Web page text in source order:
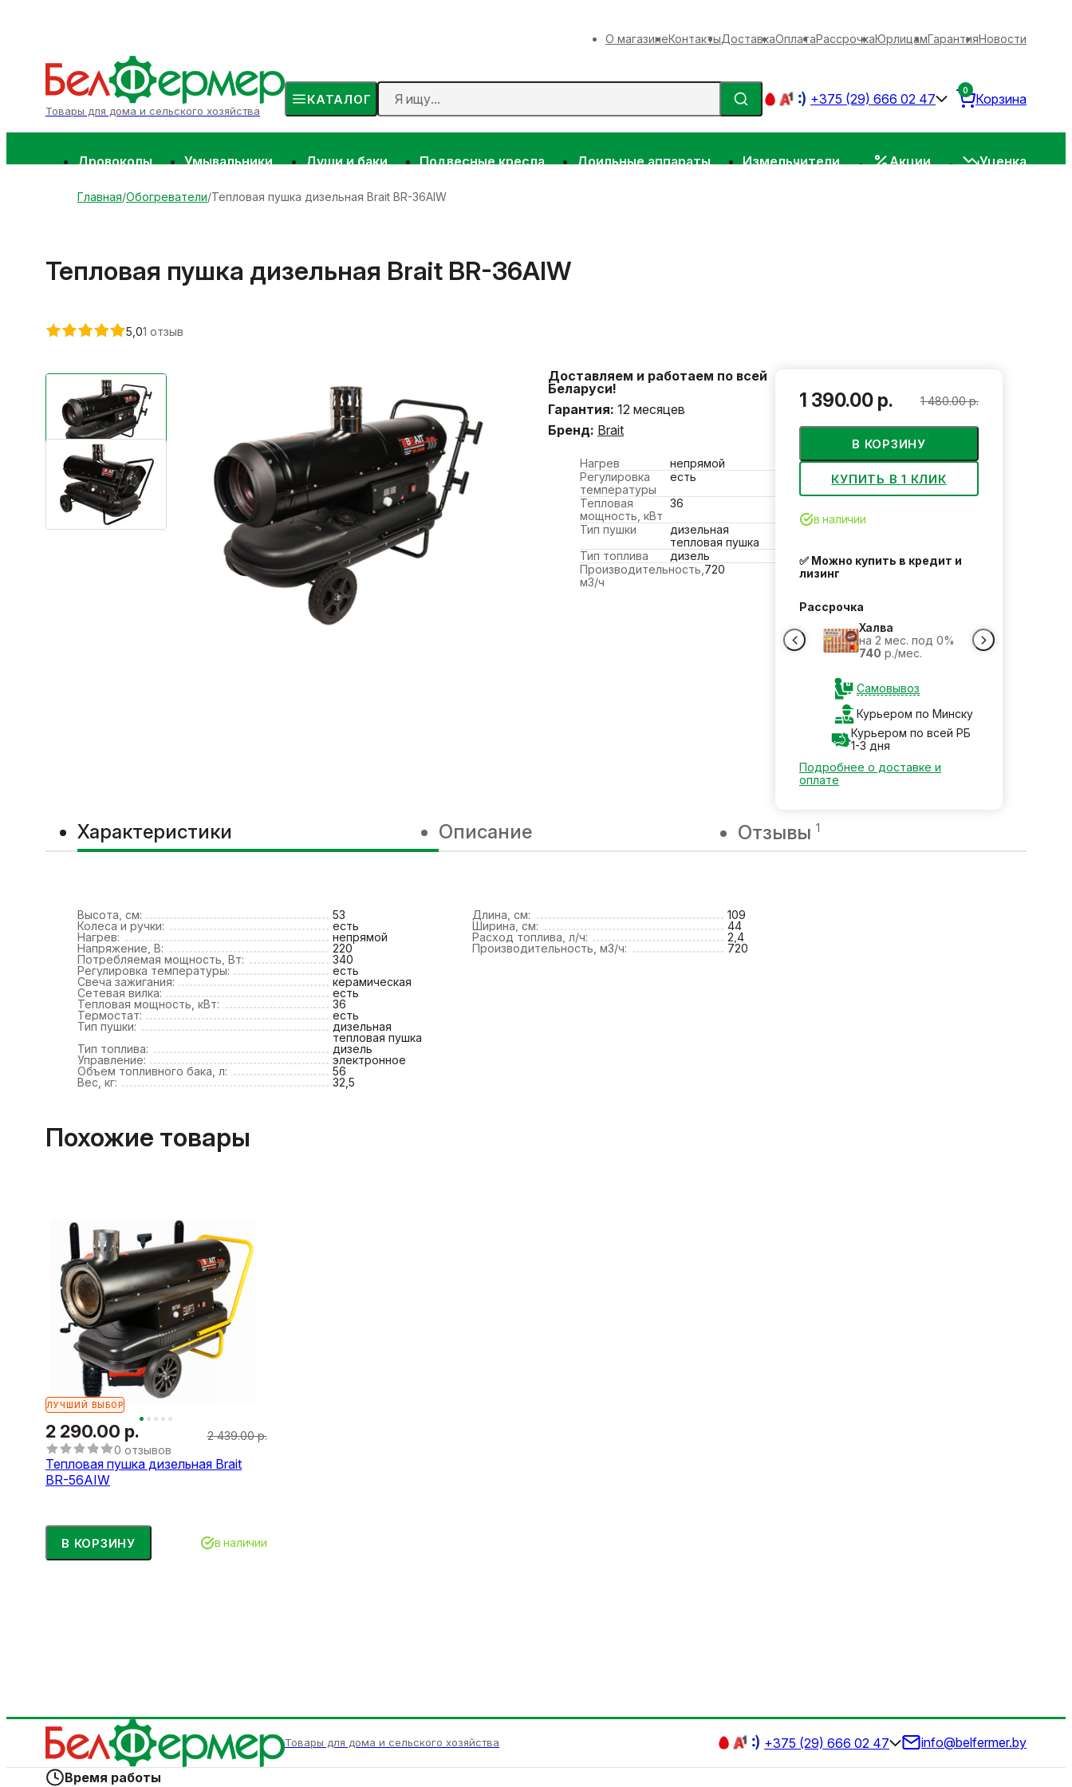
О магазинеКонтактыДоставкаОплатаРассрочкаЮрлицамГарантияНовости
Товары для дома и сельского хозяйства
КАТАЛОГ +375 (29) 666 02 47 Корзина
0
Дровоколы Умывальники Души и баки Подвесные кресла Доильные аппараты Измельчители Акции Уценка
Главная Обогреватели Тепловая пушка дизельная Brait BR-36AIW
Тепловая пушка дизельная Brait BR-36AIW
5,01 отзыв
Доставляем и работаем по всей
Беларуси!
Гарантия: 12 месяцев
Бренд: Brait
Нагрев
непрямой
Регулировка
температуры
есть
Тепловая
мощность, кВт
36
Тип пушки
дизельная
тепловая пушка
Тип топлива
дизель
Производительность,
м3/ч
720
1 390.00 р. 1 480.00 р.
В КОРЗИНУ
КУПИТЬ В 1 КЛИК
в наличии
✅ Можно купить в кредит и
лизинг
Рассрочка
Халва
на 2 мес. под 0%
740 р./мес.
Самовывоз
Курьером по Минску
Курьером по всей РБ
1-3 дня
Подробнее о доставке и
оплате
Характеристики Описание Отзывы1
Высота, см:
53
Колеса и ручки:
есть
Нагрев:
непрямой
Напряжение, В:
220
Потребляемая мощность, Вт:
340
Регулировка температуры:
есть
Свеча зажигания:
керамическая
Сетевая вилка:
есть
Тепловая мощность, кВт:
36
Термостат:
есть
Тип пушки:
дизельная
тепловая пушка
Тип топлива:
дизель
Управление:
электронное
Объем топливного бака, л:
56
Вес, кг:
32,5
Длина, см:
109
Ширина, см:
44
Расход топлива, л/ч:
2,4
Производительность, м3/ч:
720
Похожие товары
ЛУЧШИЙ ВЫБОР
2 290.00 р.
2 439.00 р.
0 отзывов
Тепловая пушка дизельная Brait
BR-56AIW
В КОРЗИНУ в наличии
Товары для дома и сельского хозяйства +375 (29) 666 02 47 info@belfermer.by
Время работы